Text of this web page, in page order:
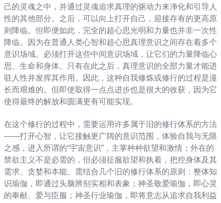
己的灵魂之中，并通过灵魂追求真理的驱动力来净化和引导人
性的其他部分。之后，可以向上打开自己，迎接存有的更高原
则降临。但即便如此，完全的超心思光明和力量也并非一次性
降临。因为在普通人类心智和超心思真理意识之间存在着多个
意识场域。必须打开这些中间意识场域，让它们的力量降临心
思、生命和身体。只有在此之后，真理意识的全部力量才能进
驻人性并发挥其作用。因此，这种自我修炼或修行的过程是漫
长而艰难的。但即使取得一点点进步也是很大的收获，因为它
使得最终的解放和圆满更有可能实现。
在这个修行的过程中，需要运用许多属于旧的修行体系的方法
——打开心智，让它接触更广阔的意识范围，体验自我与无限
之感，进入所谓的“宇宙意识”，主掌种种欲望和激情；外在的
禁欲主义不是必需的，但必须征服欲望和执着，把控身体及其
需求、贪婪和本能。需结合几个旧的修行体系的原则：整体知
识瑜伽，即通过头脑辨别实相和表象；神圣敬爱瑜伽，即心灵
的奉献、爱与臣服；神圣行业瑜伽，即将意志从追求自我利益